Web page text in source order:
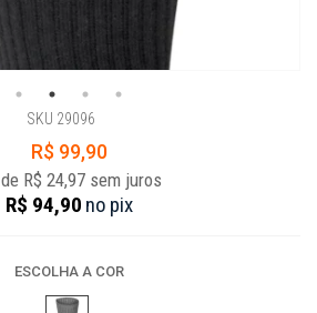
SKU 29096
R$ 99,90
de R$ 24,97 sem juros
R$ 94,90 no pix
ESCOLHA A COR